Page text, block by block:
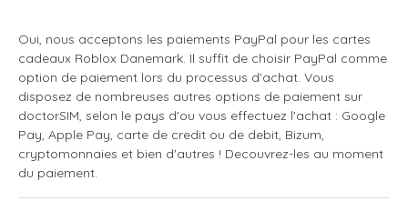
Oui, nous acceptons les paiements PayPal pour les cartes
cadeaux Roblox Danemark. Il suffit de choisir PayPal comme
option de paiement lors du processus d'achat. Vous
disposez de nombreuses autres options de paiement sur
doctorSIM, selon le pays d'ou vous effectuez l'achat : Google
Pay, Apple Pay, carte de credit ou de debit, Bizum,
cryptomonnaies et bien d'autres ! Decouvrez-les au moment
du paiement.